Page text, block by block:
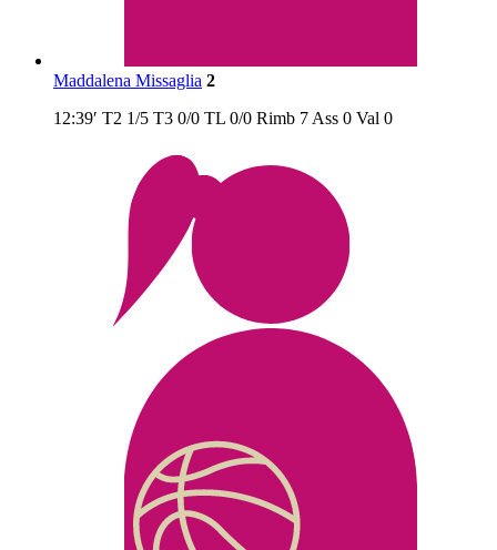
Maddalena Missaglia 2
12:39′ T2 1/5 T3 0/0 TL 0/0 Rimb 7 Ass 0 Val 0